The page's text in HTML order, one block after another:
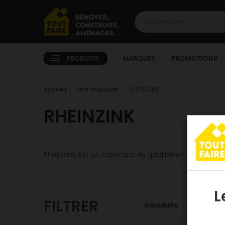
PRODUITS MARQUES PROMOTIONS
Accueil Nos marques
RHEINZINK
Rheinzink est un fabricant de gouttières en zinc
FILTRER 0 produits